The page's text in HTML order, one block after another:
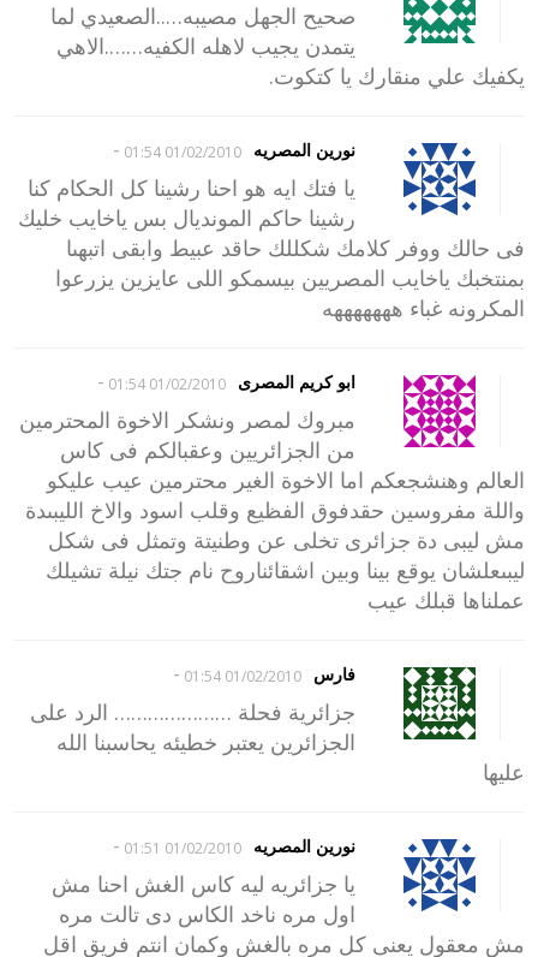
صحيح الجهل مصيبه…..الصعيدي لما
يتمدن يجيب لاهله الكفيه…….الاهي
يكفيك علي منقارك يا كتكوت.
نورين المصريه 01/02/2010 01:54
-
يا فتك ايه هو احنا رشينا كل الحكام كنا
رشينا حاكم المونديال بس ياخايب خليك
فى حالك ووفر كلامك شكللك حاقد عبيط وابقى اتبهىا
بمنتخبك ياخايب المصريين بيسمكو اللى عايزين يزرعوا
المكرونه غباء هههههههه
ابو كريم المصرى 01/02/2010 01:54
-
مبروك لمصر ونشكر الاخوة المحترمين
من الجزائريين وعقبالكم فى كاس
العالم وهنشجعكم اما الاخوة الغير محترمين عيب عليكو
واللة مفروسين حقدفوق الفظيع وقلب اسود والاخ الليبىدة
مش ليبى دة جزائرى تخلى عن وطنيتة وتمثل فى شكل
ليبىعلشان يوقع بينا وبين اشقائناروح نام جتك نيلة تشيلك
عملناها قبلك عيب
فارس 01/02/2010 01:54
-
جزائرية فحلة ………………… الرد على
الجزائرين يعتبر خطيئه يحاسبنا الله
عليها
نورين المصريه 01/02/2010 01:51
-
يا جزائريه ليه كاس الغش احنا مش
اول مره ناخد الكاس دى تالت مره
مش معقول يعنى كل مره بالغش وكمان انتم فريق اقل